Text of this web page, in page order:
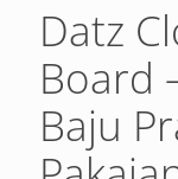
Datz
Board
Baju